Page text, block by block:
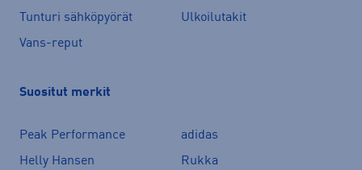
Tunturi sähköpyörät
Ulkoilutakit
Vans-reput
Suositut merkit
Peak Performance
adidas
Helly Hansen
Rukka